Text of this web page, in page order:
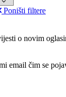
Poništi filtere
o novim
email čim se